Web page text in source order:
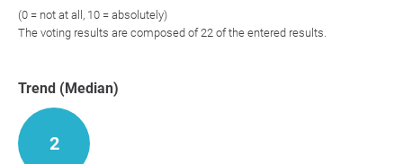
(0 = not at all, 10 = absolutely)
The voting results are composed of 22 of the entered results.
Trend (Median)
2